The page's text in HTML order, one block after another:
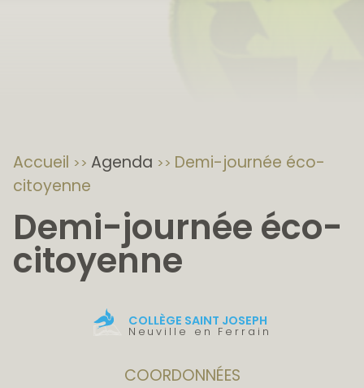
Accueil Agenda
Demi-journée éco-
citoyenne
Demi-journée éco-
citoyenne
COLLÈGE SAINT JOSEPH
Neuville en Ferrain
COORDONNÉES